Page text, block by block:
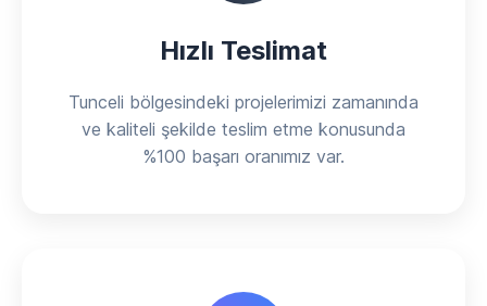
Hızlı Teslimat
Tunceli bölgesindeki projelerimizi zamanında
ve kaliteli şekilde teslim etme konusunda
%100 başarı oranımız var.